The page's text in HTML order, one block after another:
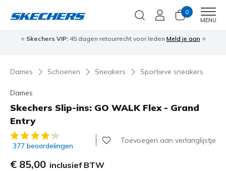
0
MENU
⭐ Skechers VIP:45 dagen retourrecht voor leden Meld je aan ⭐
Dames Schoenen Sneakers Sportieve sneakers
Dames
Skechers Slip-ins: GO WALK Flex - Grand
Entry
5 van de 5 klantbeoordelingen
377 beoordelingen
Toevoegen aan verlanglijstje
€ 85,00 inclusief BTW